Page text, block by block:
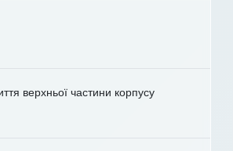
верхньої частини корпусу